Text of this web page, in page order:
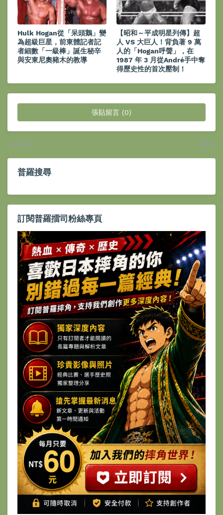
Hulk Hogan從「呆頭鵝」變
為超級巨星，前東體記者記
者細數「一級棒」誕生秘辛
與安東尼奧豬木的教導
【昭和～平成明星列傳】超
人 VS 大巨人！背負著 9 萬
人的「Hogan呼聲」，在
1987 年 3 月從André手中奪
得歷史性的首次壓制！
張貼留言 (0)
較新的 較舊
普羅搜尋
訂閱普羅擂司粉絲專頁